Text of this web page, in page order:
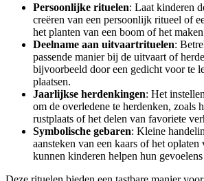
Persoonlijke rituelen: Laat kinderen
creëren van een persoonlijk ritueel of
het planten van een boom of het
Deelname aan uitvaartrituelen:
passende manier bij de uitvaart of
bijvoorbeeld door een gedicht voor te
plaatsen.
Jaarlijkse herdenkingen: Het
om de overledene te herdenken, zoals
rustplaats of het delen van favoriete
Symbolische gebaren: Kleine
aansteken van een kaars of het oplaten
kunnen kinderen helpen hun